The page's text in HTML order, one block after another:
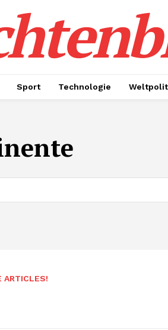
Sport Technologie
ARTICLES!